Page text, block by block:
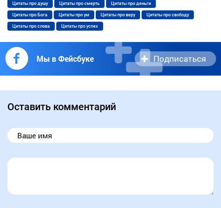
Цитаты про душу Цитаты про смерть Цитаты про деньги
Цитаты про Бога Цитаты про ум Цитаты про веру Цитаты про свободу
Цитаты про слова Цитаты про успех
Мы в Фейсбуке Подписаться
Оставить комментарий